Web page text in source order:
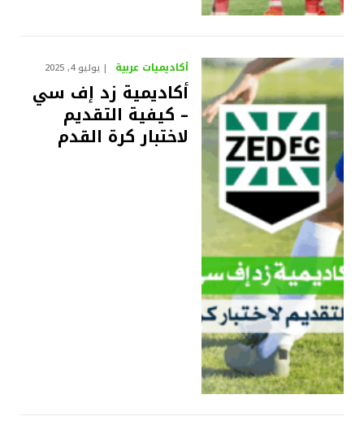
أكاديميات عربية يوليو 4, 2025
أكاديمية زد إف سي
– كيفية التقديم
لاختبار كرة القدم